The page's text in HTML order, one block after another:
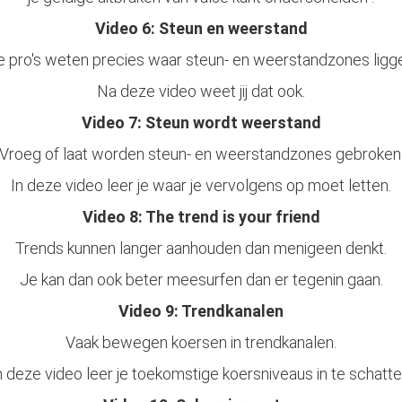
Video 6: Steun en weerstand
pro's weten precies waar steun- en weerstandzones
Na deze video weet jij dat ook.
Video 7: Steun wordt weerstand
of laat worden steun- en weerstandzones gebroken.
In deze video leer je waar je vervolgens op moet letten.
Video 8: The trend is your friend
Trends kunnen langer aanhouden dan menigeen denkt.
Je kan dan ook beter meesurfen dan er tegenin gaan.
Video 9: Trendkanalen
Vaak bewegen koersen in trendkanalen.
deze video leer je toekomstige koersniveaus in te